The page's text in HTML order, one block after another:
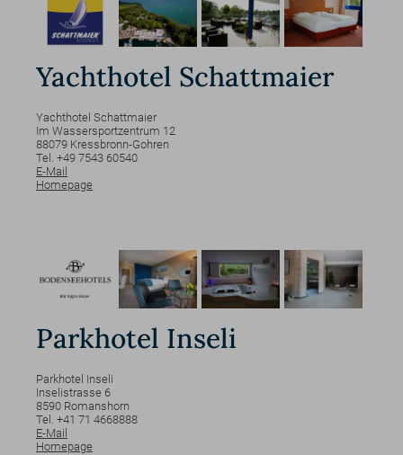
Yachthotel Schattmaier
Yachthotel Schattmaier
Im Wassersportzentrum 12
88079 Kressbronn-Gohren
Tel. +49 7543 60540
E-Mail
Homepage
Parkhotel Inseli
Parkhotel Inseli
Inselistrasse 6
8590 Romanshorn
Tel. +41 71 4668888
E-Mail
Homepage